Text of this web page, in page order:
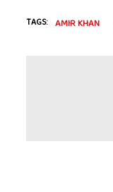
TAGS: AMIR KHAN